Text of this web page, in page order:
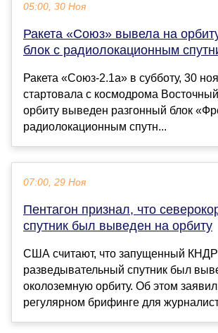
05:00, 30 Ноя
Ракета «Союз» вывела на
блок с радиолокационным
Ракета «Союз-2.1а» в субботу, 30
стартовала с космодрома
орбиту выведен разгонный блок
радиолокационным спутн...
07:00, 29 Ноя
Пентагон признал, что
спутник был выведен на орбиту
США считают, что запущенный КНДР
разведывательный спутник был
околоземную орбиту. Об этом
регулярном брифинге для